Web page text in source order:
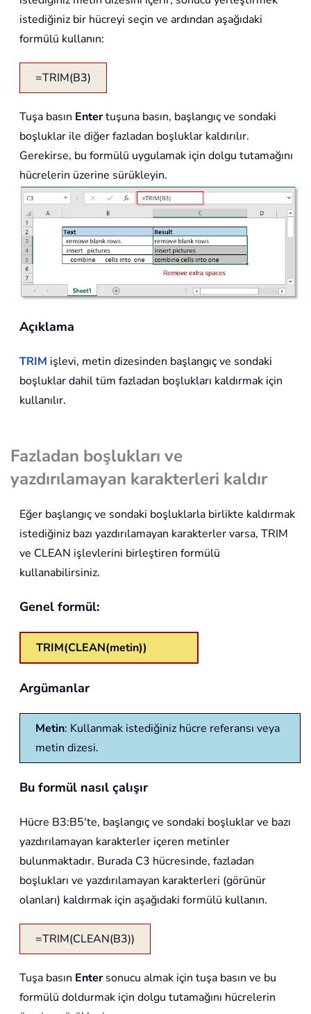
istediğiniz bir hücreyi seçin ve ardından aşağıdaki
formülü kullanın:
=TRIM(B3)
Tuşa basın Entertuşuna basın, başlangıç ve sondaki
boşluklar ile diğer fazladan boşluklar kaldırılır.
Gerekirse, bu formülü uygulamak için dolgu tutamağını
hücrelerin üzerine sürükleyin.
Açıklama
TRIM işlevi, metin dizesinden başlangıç ve sondaki
boşluklar dahil tüm fazladan boşlukları kaldırmak için
kullanılır.
Fazladan boşlukları ve
yazdırılamayan karakterleri kaldır
Eğer başlangıç ve sondaki boşluklarla birlikte kaldırmak
istediğiniz bazı yazdırılamayan karakterler varsa, TRIM
ve CLEAN işlevlerini birleştiren formülü
kullanabilirsiniz.
Genel formül:
TRIM(CLEAN(metin))
Argümanlar
Metin: Kullanmak istediğiniz hücre referansı veya
metin dizesi.
Bu formül nasıl çalışır
Hücre B3:B5'te, başlangıç ve sondaki boşluklar ve bazı
yazdırılamayan karakterler içeren metinler
bulunmaktadır. Burada C3 hücresinde, fazladan
boşlukları ve yazdırılamayan karakterleri (görünür
olanları) kaldırmak için aşağıdaki formülü kullanın.
=TRIM(CLEAN(B3))
Tuşa basın Entersonucu almak için tuşa basın ve bu
formülü doldurmak için dolgu tutamağını hücrelerin